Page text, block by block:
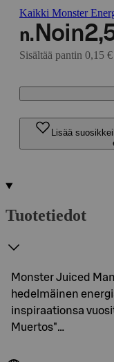
Kaikki Monster
n. Noin
Sisältää pantin 0,15 €
Lisää
Tuotetiedot
Monster Juiced
hedelmäinen
inspiraationsa
Muertos"…